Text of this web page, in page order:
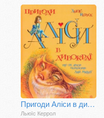
Пригоди Аліси в дивокраї, що їх автор переповів для малят
Льюїс Керрол